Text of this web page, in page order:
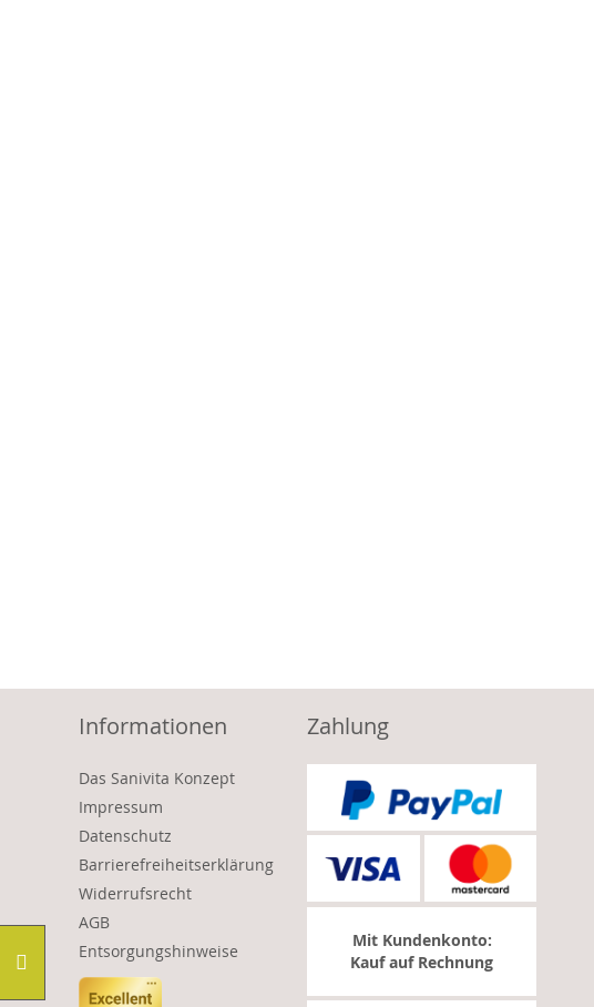
Informationen
Das Sanivita Konzept
Impressum
Datenschutz
Barrierefreiheitserklärung
Widerrufsrecht
AGB
Entsorgungshinweise
Zahlung
Mit Kundenkonto:
Kauf auf Rechnung